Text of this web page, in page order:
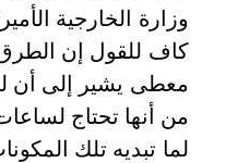
وزارة الخارجية
كاف للقول إن الطرق
معطى يشير إلى أن
من أنها تحتاج
لما تبديه تلك